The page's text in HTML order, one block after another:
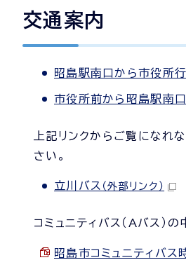
交通案内
昭島駅南口から市役所
市役所前から昭島駅南
上記リンクからご覧になれ
さい。
立川バス （外部リンク）
コミュニティバス（Aバス）
昭島市コミュニティバ